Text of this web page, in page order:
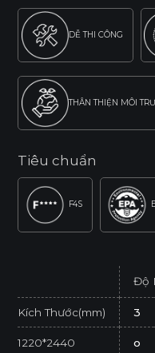
DỄ THI CÔNG
THÂN THIỆN MÔI
Tiêu chuẩn
F4S
Độ
Kích Thước(mm) 3
1220*2440 o